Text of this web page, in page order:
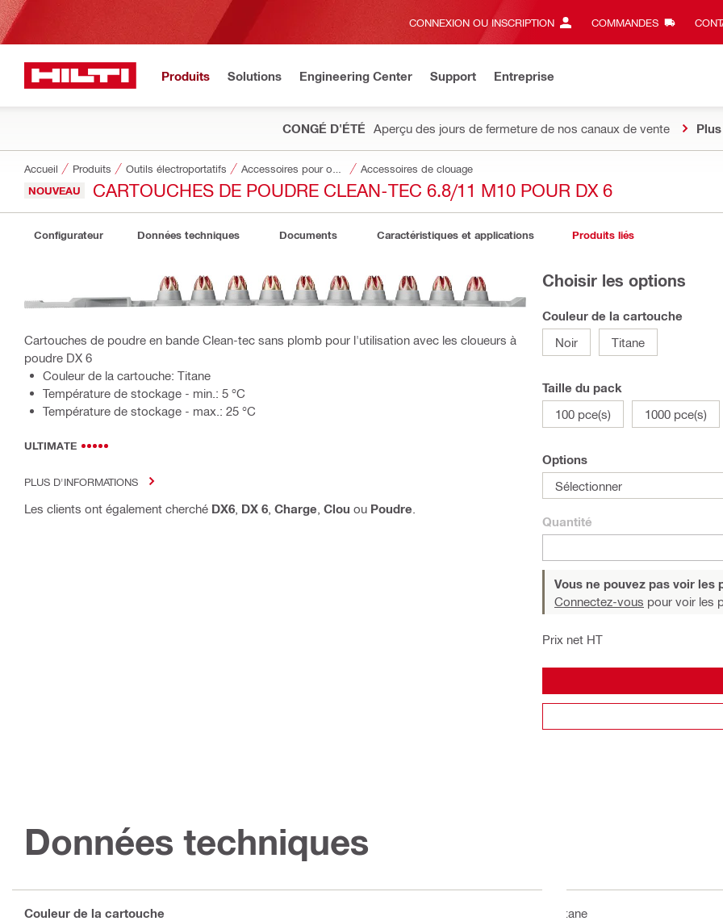
CONNEXION OU INSCRIPTION COMMANDES
Produits Solutions Engineering Center Support Entreprise
CONGÉ D'ÉTÉ Aperçu des jours de fermeture de nos canaux de vente
Accueil Produits Outils électroportatifs Accessoires de clouage
NOUVEAU CARTOUCHES DE POUDRE CLEAN-TEC 6.8/11 M10 POUR DX 6
Configurateur Données techniques Documents Caractéristiques et applications Produits liés
Cartouches de poudre en bande Clean-tec sans plomb pour l'utilisation avec les cloueurs à
poudre DX 6
Couleur de la cartouche: Titane
Température de stockage - min.: 5 °C
Température de stockage - max.: 25 °C
ULTIMATE
PLUS D'INFORMATIONS
Les clients ont également cherché DX6 DX 6 Charge Clou ou Poudre
Choisir les options
Couleur de la cartouche
Noir
Titane
Taille du pack
100 pce(s)
1000 pce(s)
Options
Sélectionner
Quantité
Vous ne pouvez pas voir les
Connectez-vous pour voir les
Prix net HT
Données techniques
Couleur de la cartouche Titane